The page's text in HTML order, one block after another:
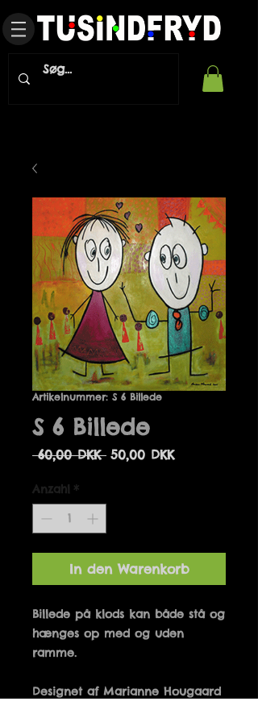
Artikelnummer: S 6 Billede
S 6 Billede
60,00 DKK Standardpreis
50,00 DKKSale-
Anzahl *
In den Warenkorb
Billede på klods kan både stå og
hænges op med og uden
Designet af Marianne Hougaard